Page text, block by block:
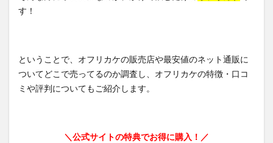
す！
ということで、オフリカケの販売店や最安値のネット通販に
ついてどこで売ってるのか調査し、オフリカケの特徴・口コ
ミや評判についてもご紹介します。
＼公式サイトの特典でお得に購入！／